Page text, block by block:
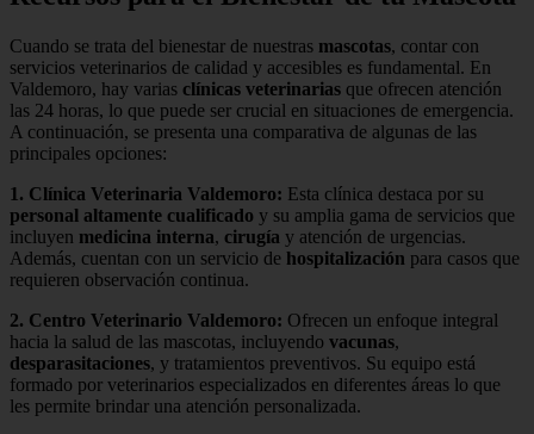
Cuando se trata del bienestar de nuestras mascotas, contar con
servicios veterinarios de calidad y accesibles es fundamental. En
Valdemoro, hay varias clínicas veterinarias que ofrecen atención
las 24 horas, lo que puede ser crucial en situaciones de emergencia.
A continuación, se presenta una comparativa de algunas de las
principales opciones:
1. Clínica Veterinaria Valdemoro: Esta clínica destaca por su
personal altamente cualificado y su amplia gama de servicios que
incluyen medicina interna, cirugía y atención de urgencias.
Además, cuentan con un servicio de hospitalización para casos que
requieren observación continua.
2. Centro Veterinario Valdemoro: Ofrecen un enfoque integral
hacia la salud de las mascotas, incluyendo vacunas,
desparasitaciones, y tratamientos preventivos. Su equipo está
formado por veterinarios especializados en diferentes áreas lo que
les permite brindar una atención personalizada.